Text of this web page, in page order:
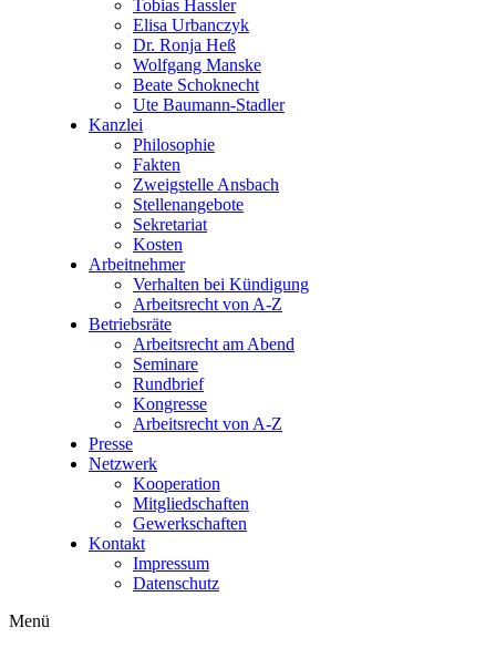
Tobias Hassler
Elisa Urbanczyk
Dr. Ronja Heß
Wolfgang Manske
Beate Schoknecht
Ute Baumann-Stadler
Kanzlei
Philosophie
Fakten
Zweigstelle Ansbach
Stellenangebote
Sekretariat
Kosten
Arbeitnehmer
Verhalten bei Kündigung
Arbeitsrecht von A-Z
Betriebsräte
Arbeitsrecht am Abend
Seminare
Rundbrief
Kongresse
Arbeitsrecht von A-Z
Presse
Netzwerk
Kooperation
Mitgliedschaften
Gewerkschaften
Kontakt
Impressum
Datenschutz
Menü